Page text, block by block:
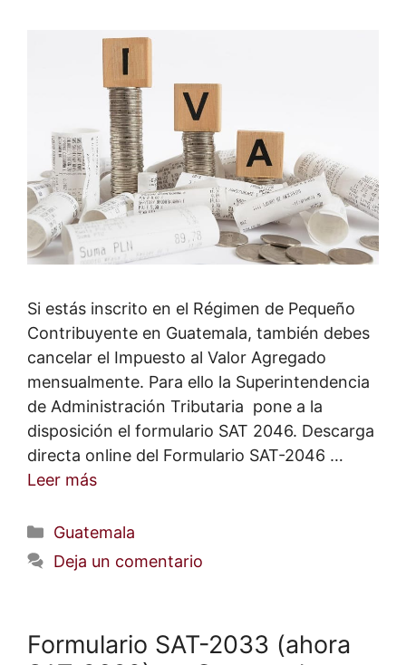
Si estás inscrito en el Régimen de Pequeño
Contribuyente en Guatemala, también debes
cancelar el Impuesto al Valor Agregado
mensualmente. Para ello la Superintendencia
de Administración Tributaria pone a la
disposición el formulario SAT 2046. Descarga
directa online del Formulario SAT-2046 …
Leer más
Categorías
Guatemala
Deja un comentario
Formulario SAT-2033 (ahora